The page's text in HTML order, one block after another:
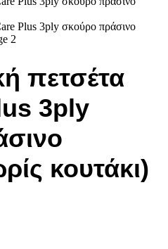
πετσέτα
3ply
κουτάκι)